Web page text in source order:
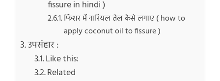
fissure in hindi )
फिशर में नारियल तेल कैसे लगाए ( how to
apply coconut oil to fissure )
उपसंहार :
Like this:
Related